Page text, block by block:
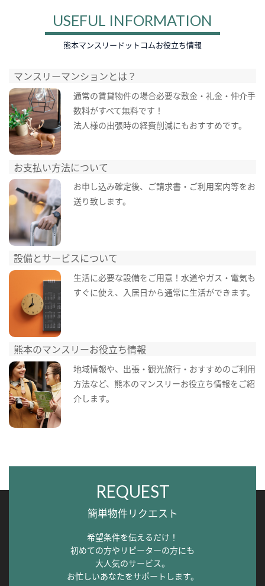
USEFUL INFORMATION
熊本マンスリードットコムお役立ち情報
マンスリーマンションとは？
通常の賃貸物件の場合必要な敷金・礼金・仲介手
数料がすべて無料です！
法人様の出張時の経費削減にもおすすめです。
お支払い方法について
お申し込み確定後、ご請求書・ご利用案内等をお
送り致します。
設備とサービスについて
生活に必要な設備をご用意！水道やガス・電気も
すぐに使え、入居日から通常に生活ができます。
熊本のマンスリーお役立ち情報
地域情報や、出張・観光旅行・おすすめのご利用
方法など、熊本のマンスリーお役立ち情報をご紹
介します。
REQUEST
簡単物件リクエスト
希望条件を伝えるだけ！
初めての方やリピーターの方にも
大人気のサービス。
お忙しいあなたをサポートします。